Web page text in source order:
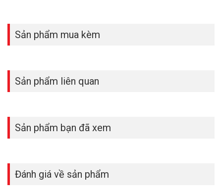
không mời.
Lưu trữ đa dạng
Sản phẩm mua kèm
Sản phẩm liên quan
Sản phẩm bạn đã xem
Đánh giá về sản phẩm